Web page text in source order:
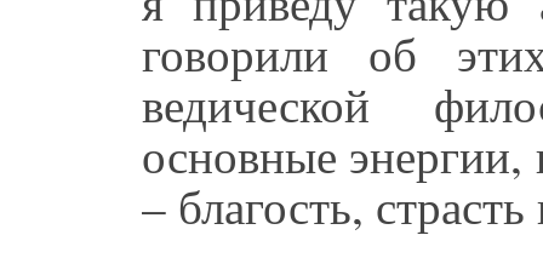
говорили об
ведической
основные
– благость,